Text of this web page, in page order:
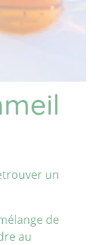
un
de
au